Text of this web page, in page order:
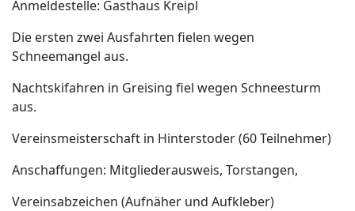
Anmeldestelle: Gasthaus Kreipl
Die ersten zwei Ausfahrten fielen wegen
Schneemangel aus.
Nachtskifahren in Greising fiel wegen Schneesturm
aus.
Vereinsmeisterschaft in Hinterstoder (60 Teilnehmer)
Anschaffungen: Mitgliederausweis, Torstangen,
Vereinsabzeichen (Aufnäher und Aufkleber)